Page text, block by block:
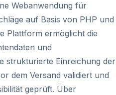
Webanwendung für
auf Basis von PHP und
Plattform ermöglicht die
und
strukturierte Einreichung der
dem Versand validiert und
geprüft. Über